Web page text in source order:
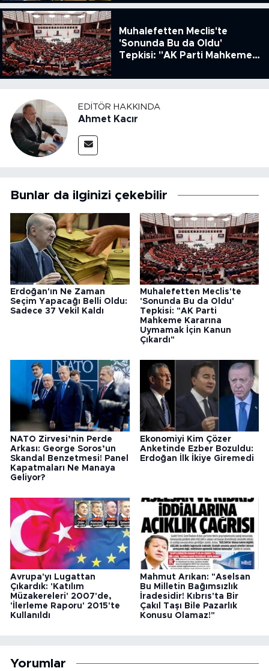
Muhalefetten Meclis'te
'Sonunda Bu da Oldu'
Tepkisi: "AK Parti Mahkeme
Kanun Çıkardı"
EDITÖR HAKKINDA
Ahmet Kacır
Bunlar da ilginizi çekebilir
Erdoğan'ın Ne Zaman
Seçim Yapacağı Belli Oldu:
Sadece 37 Vekil Kaldı
Muhalefetten Meclis'te
'Sonunda Bu da Oldu'
Tepkisi: "AK Parti
Mahkeme Kararına
Uymamak İçin Kanun
Çıkardı"
NATO Zirvesi’nin Perde
Arkası: George Soros’un
Skandal Benzetmesi! Panel
Kapatmaları Ne Manaya
Geliyor?
Ekonomiyi Kim Çözer
Anketinde Ezber Bozuldu:
Erdoğan İlk İkiye Giremedi
Avrupa'yı Lugattan
Çıkardık: 'Katılım
Müzakereleri' 2007'de,
'İlerleme Raporu' 2015'te
Kullanıldı
Mahmut Arıkan: "Aselsan
Bu Milletin Bağımsızlık
İradesidir! Kıbrıs'ta Bir
Çakıl Taşı Bile Pazarlık
Konusu Olamaz!"
Yorumlar